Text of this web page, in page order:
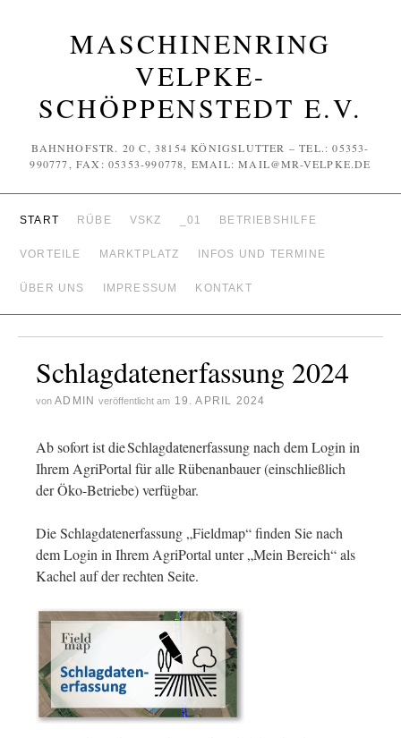
MASCHINENRING
VELPKE-
SCHÖPPENSTEDT E.V.
BAHNHOFSTR. 20 C, 38154 KÖNIGSLUTTER – TEL.: 05353-
990777, FAX: 05353-990778, EMAIL: MAIL@MR-VELPKE.DE
START RÜBE VSKZ _01 BETRIEBSHILFE
VORTEILE MARKTPLATZ INFOS UND TERMINE
ÜBER UNS IMPRESSUM KONTAKT
Schlagdatenerfassung 2024
von ADMIN veröffentlicht am 19. APRIL 2024
Ab sofort ist die Schlagdatenerfassung nach dem Login in
Ihrem AgriPortal für alle Rübenanbauer (einschließlich
der Öko-Betriebe) verfügbar.
Die Schlagdatenerfassung „Fieldmap“ finden Sie nach
dem Login in Ihrem AgriPortal unter „Mein Bereich“ als
Kachel auf der rechten Seite.